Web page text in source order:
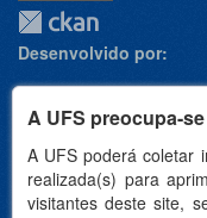
A UFS preocupa-
A UFS poderá coletar
realizada(s) para
visitantes deste site,
Desenvolvido por:
Apoio: